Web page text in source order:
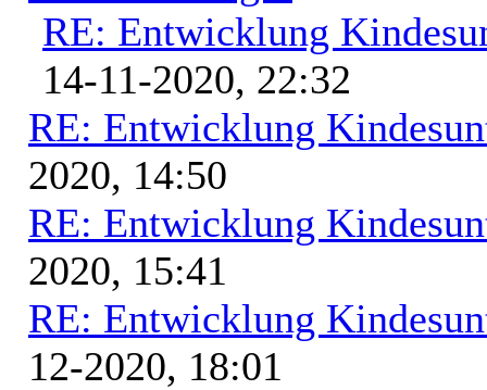
RE: Entwicklung
14-11-2020, 22:32
RE: Entwicklung
2020, 14:50
RE: Entwicklung
2020, 15:41
RE: Entwicklung
12-2020, 18:01